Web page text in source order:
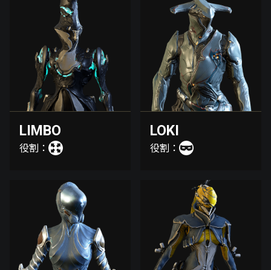
LIMBO
役割：
LOKI
役割：